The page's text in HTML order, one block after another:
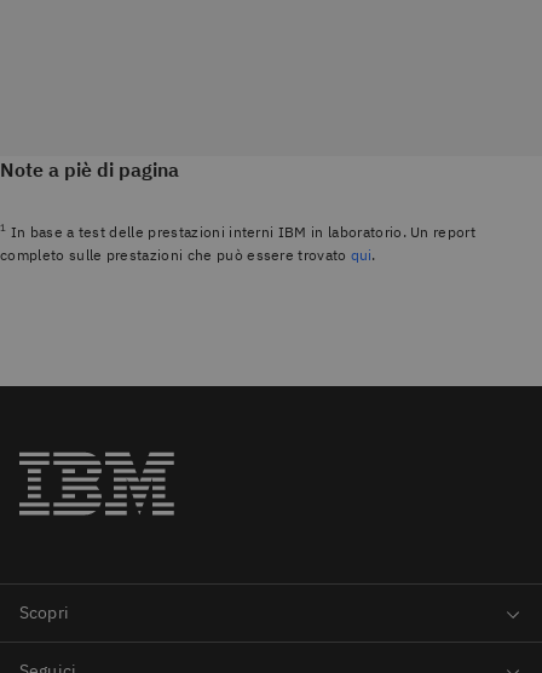
Note a piè di pagina
1 In base a test delle prestazioni interni IBM in laboratorio. Un report
completo sulle prestazioni che può essere trovatoqui.